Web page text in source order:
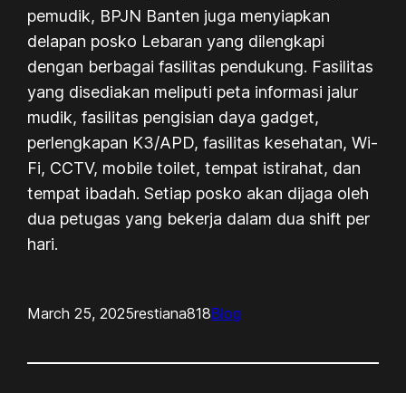
pemudik, BPJN Banten juga menyiapkan
delapan posko Lebaran yang dilengkapi
dengan berbagai fasilitas pendukung. Fasilitas
yang disediakan meliputi peta informasi jalur
mudik, fasilitas pengisian daya gadget,
perlengkapan K3/APD, fasilitas kesehatan, Wi-
Fi, CCTV, mobile toilet, tempat istirahat, dan
tempat ibadah. Setiap posko akan dijaga oleh
dua petugas yang bekerja dalam dua shift per
hari.
March 25, 2025restiana818Blog